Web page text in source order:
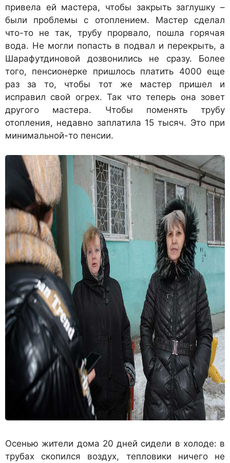
привела ей мастера, чтобы закрыть заглушку –
были проблемы с отоплением. Мастер сделал
что-то не так, трубу прорвало, пошла горячая
вода. Не могли попасть в подвал и перекрыть, а
Шарафутдиновой дозвонились не сразу. Более
того, пенсионерке пришлось платить 4000 еще
раз за то, чтобы тот же мастер пришел и
исправил свой огрех. Так что теперь она зовет
другого мастера. Чтобы поменять трубу
отопления, недавно заплатила 15 тысяч. Это при
минимальной-то пенсии.
Осенью жители дома 20 дней сидели в холоде: в
трубах скопился воздух, тепловики ничего не